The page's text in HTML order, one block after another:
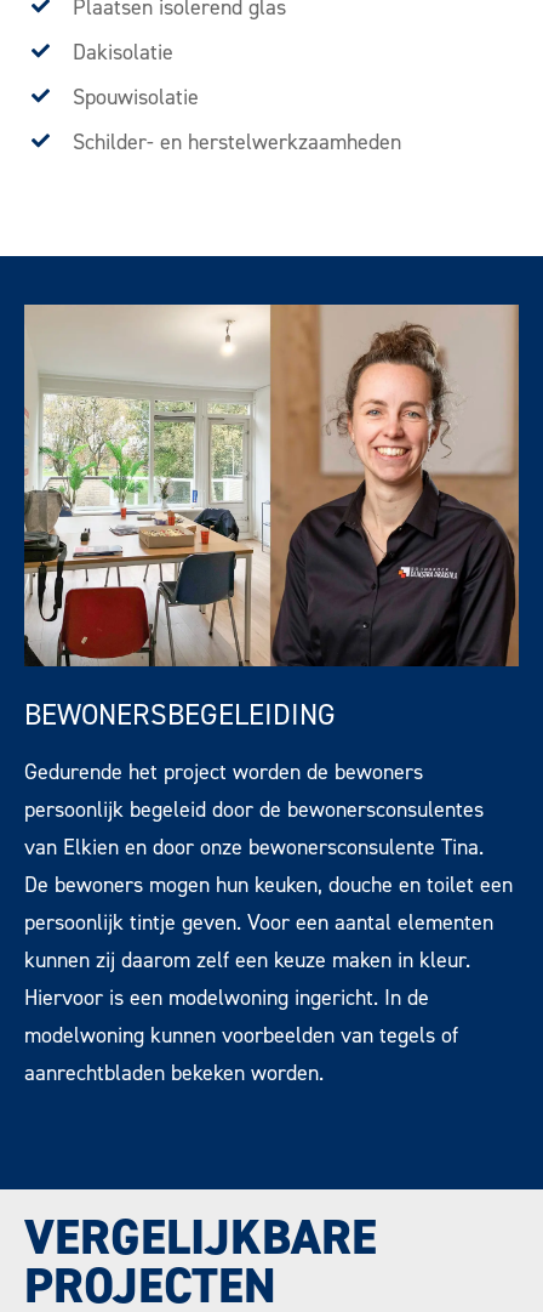
Plaatsen isolerend glas
Dakisolatie
Spouwisolatie
Schilder- en herstelwerkzaamheden
BEWONERSBEGELEIDING
Gedurende het project worden de bewoners
persoonlijk begeleid door de bewonersconsulentes
van Elkien en door onze bewonersconsulente Tina.
De bewoners mogen hun keuken, douche en toilet een
persoonlijk tintje geven. Voor een aantal elementen
kunnen zij daarom zelf een keuze maken in kleur.
Hiervoor is een modelwoning ingericht. In de
modelwoning kunnen voorbeelden van tegels of
aanrechtbladen bekeken worden.
VERGELIJKBARE
PROJECTEN